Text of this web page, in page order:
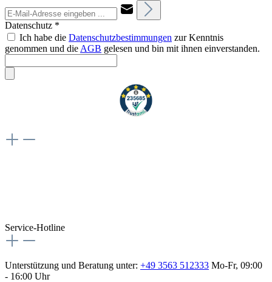
Datenschutz *
Ich habe die Datenschutzbestimmungen zur Kenntnis
genommen und die AGB gelesen und bin mit ihnen einverstanden.
Service-Hotline
Unterstützung und Beratung unter: +49 3563 512333 Mo-Fr, 09:00
- 16:00 Uhr